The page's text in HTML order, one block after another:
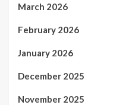
March 2026
February 2026
January 2026
December 2025
November 2025